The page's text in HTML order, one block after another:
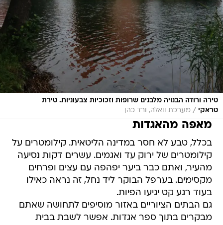
טירה ורודה הבנויה מלבנים שרופות וזכוכיות צבעוניות. טירת
טראקי / מערכת וואלה, ורד כהן
מאפה מהאגדות
בכלל, טבע לא חסר במדינה הליטאית. קילומטרים על
קילומטרים של ירוק עד ואגמים. עשרים דקות נסיעה
מהעיר, ואתם כבר ביער יפהפה עם עצים ופרחים
מקסימים. בערפל הבוקר ליד נחל, זה נראה כאילו
בעוד רגע קט יגיעו הפיות.
גם הבתים הציוריים באזור מוסיפים לתחושה שאתם
מבקרים בתוך ספר אגדות. אפשר לשבת בבית